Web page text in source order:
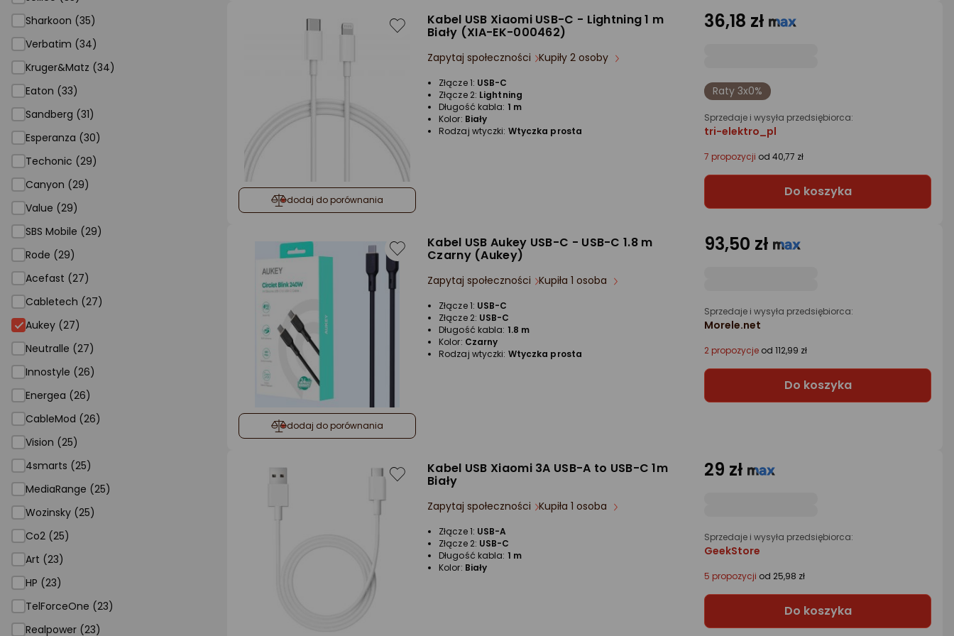
Sharkoon (35)
Verbatim (34)
Kruger&Matz (34)
Eaton (33)
Sandberg (31)
Esperanza (30)
Techonic (29)
Canyon (29)
Value (29)
SBS Mobile (29)
Rode (29)
Acefast (27)
Cabletech (27)
Aukey (27)
Neutralle (27)
Innostyle (26)
Energea (26)
CableMod (26)
Vision (25)
4smarts (25)
MediaRange (25)
Wozinsky (25)
Co2 (25)
Art (23)
HP (23)
TelForceOne (23)
Realpower (23)
dodaj do porównania
Kabel USB Xiaomi USB-C - Lightning 1 m
Biały (XIA-EK-000462)
Zapytaj społeczności Kupiły 2 osoby
Złącze 1: USB-C
Złącze 2: Lightning
Długość kabla: 1 m
Kolor: Biały
Rodzaj wtyczki: Wtyczka prosta
36,18 zł
Raty 3x0%
Sprzedaje i wysyła przedsiębiorca:
tri-elektro_pl
7 propozycji od 40,77 zł
Do koszyka
dodaj do porównania
Kabel USB Aukey USB-C - USB-C 1.8 m
Czarny (Aukey)
Zapytaj społeczności Kupiła 1 osoba
Złącze 1: USB-C
Złącze 2: USB-C
Długość kabla: 1.8 m
Kolor: Czarny
Rodzaj wtyczki: Wtyczka prosta
93,50 zł
Sprzedaje i wysyła przedsiębiorca:
Morele.net
2 propozycje od 112,99 zł
Do koszyka
Kabel USB Xiaomi 3A USB-A to USB-C 1m
Biały
Zapytaj społeczności Kupiła 1 osoba
Złącze 1: USB-A
Złącze 2: USB-C
Długość kabla: 1 m
Kolor: Biały
29 zł
Sprzedaje i wysyła przedsiębiorca:
GeekStore
5 propozycji od 25,98 zł
Do koszyka